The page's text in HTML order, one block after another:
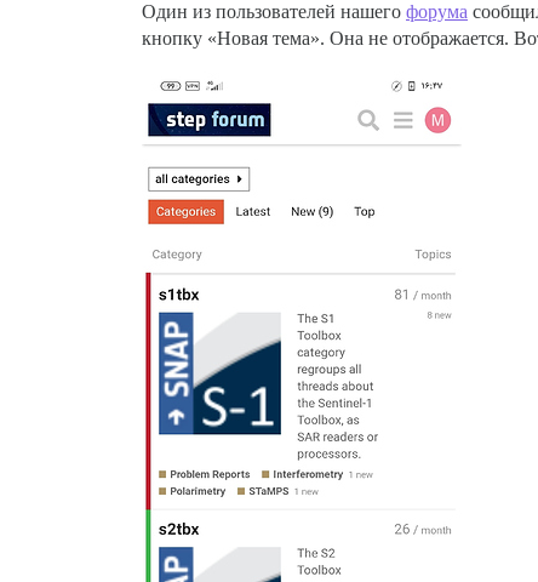
Один из пользователей нашего форума
кнопку «Новая тема». Она не отображается.